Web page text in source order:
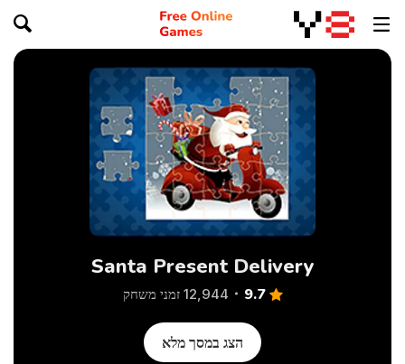
Santa Present Delivery
9.7 12,944 זמני משחק
הצג במסך מלא